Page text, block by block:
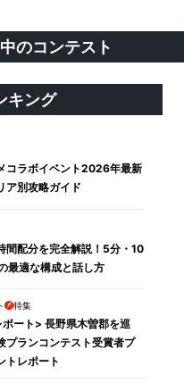
のコンテスト
キング
コラボイベント2026年最新
ア別攻略ガイド
間配分を完全解説！5分・10
最適な構成と話し方
特集
ート> 長野県木曽郡を巡
プランコンテスト受賞者プ
トレポート